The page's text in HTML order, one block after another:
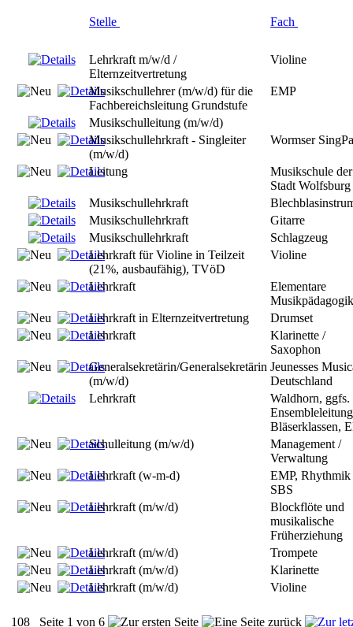
Stelle Fach
Lehrkraft m/w/d /
Elternzeitvertretung
Violine
Musikschullehrer (m/w/d) für die
Fachbereichsleitung Grundstufe
EMP
Musikschulleitung (m/w/d)
Musikschullehrkraft - Singleiter
(m/w/d)
Wormser
Leitung
Musikschule der
Stadt Wolfsburg
Musikschullehrkraft
Musikschullehrkraft
Gitarre
Musikschullehrkraft
Schlagzeug
Lehrkraft für Violine in Teilzeit
(21%, ausbaufähig), TVöD
Violine
Lehrkraft
Elementare
Musikpädagogik
Lehrkraft in Elternzeitvertretung
Drumset
Lehrkraft
Klarinette /
Saxophon
Generalsekretärin/Generalsekretärin
(m/w/d)
Jeunesses
Deutschland
Lehrkraft
Waldhorn, ggfs.
Ensembleleitung
Bläserklassen,
Schulleitung (m/w/d)
Management /
Verwaltung
Lehrkraft (w-m-d)
EMP, Rhythmik
SBS
Lehrkraft (m/w/d)
Blockflöte und
musikalische
Früherziehung
Lehrkraft (m/w/d)
Trompete
Lehrkraft (m/w/d)
Klarinette
Lehrkraft (m/w/d)
Violine
Seite 1 von 6
108